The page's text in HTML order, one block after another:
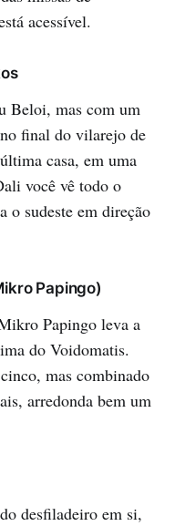
acessível.
Beloi, mas com um
final do vilarejo de
casa, em uma
você vê todo o
o sudeste em direção
Papingo)
Papingo leva a
do Voidomatis.
mas combinado
arredonda bem um
desfiladeiro em si,